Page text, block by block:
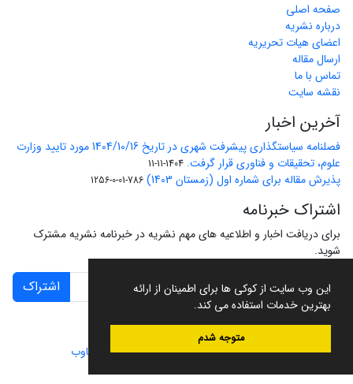
این وب سایت از کوکی ها برای اطمینان از ارائه
بهترین خدمات استفاده می کند.
متوجه شدم
صفحه اصلی
درباره نشریه
اعضای هیات تحریریه
ارسال مقاله
تماس با ما
نقشه سایت
آخرین اخبار
فصلنامه سیاستگذاری پیشرفت شهری در تاریخ 1404/10/16 مورد تایید وزارت
علوم، تحقیقات و فناوری قرار گرفت. 1404-11-11
پذیرش مقاله برای شماره اول (زمستان 1403) 786-01-0-1256
اشتراک خبرنامه
برای دریافت اخبار و اطلاعیه های مهم نشریه در خبرنامه نشریه مشترک
شوید.
اشتراک
سامانه مدیریت نشریات علمی.طراحی و پیاده سازی از سیناوب